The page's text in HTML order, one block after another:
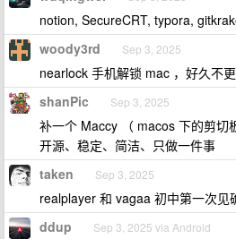
notion, SecureCRT, typora,
woody3rd Sep 3, 2025
nearlock 手机解锁 mac ，好久不
shanPic Sep 3, 2025
补一个 Maccy （ macos 下的剪切
开源、稳定、简洁、只做一件事
taken Sep 3, 2025
realplayer 和 vagaa 初中第一次见
ddup Sep 3, 2025 via Android